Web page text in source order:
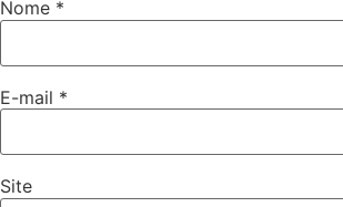
Nome *
E-mail *
Site